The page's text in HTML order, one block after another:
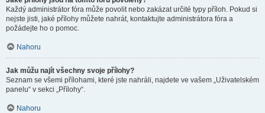
Každý administrátor fóra může povolit nebo zakázat určité typy příloh. Pokud si
nejste jisti, jaké přílohy můžete nahrát, kontaktujte administrátora fóra a
požádejte ho o pomoc.
Nahoru
Jak můžu najít všechny svoje přílohy?
Seznam se všemi přílohami, které jste nahráli, najdete ve vašem „Uživatelském
panelu“ v sekci „Přílohy“.
Nahoru